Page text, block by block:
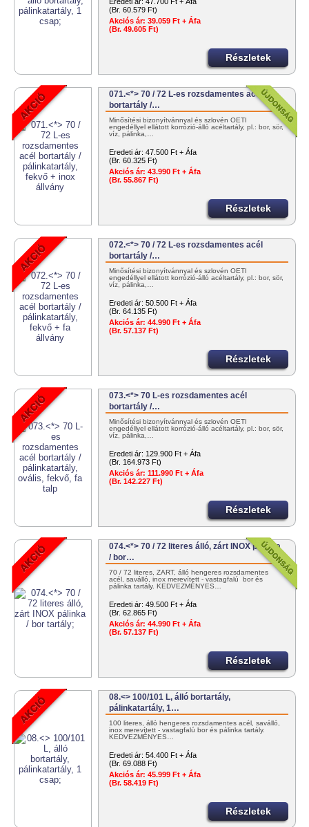
(Br. 60.579 Ft)
Akciós ár: 39.059 Ft + Áfa
(Br. 49.605 Ft)
Részletek
071.<*> 70 / 72 L-es rozsdamentes acél
bortartály /…
Minősítési bizonyítvánnyal és szlovén OÉTI
engedéllyel ellátott korrózió-álló acéltartály, pl.: bor, sör,
víz, pálinka,…
Eredeti ár: 47.500 Ft + Áfa
(Br. 60.325 Ft)
Akciós ár: 43.990 Ft + Áfa
(Br. 55.867 Ft)
Részletek
072.<*> 70 / 72 L-es rozsdamentes acél
bortartály /…
Minősítési bizonyítvánnyal és szlovén OÉTI
engedéllyel ellátott korrózió-álló acéltartály, pl.: bor, sör,
víz, pálinka,…
Eredeti ár: 50.500 Ft + Áfa
(Br. 64.135 Ft)
Akciós ár: 44.990 Ft + Áfa
(Br. 57.137 Ft)
Részletek
073.<*> 70 L-es rozsdamentes acél
bortartály /…
Minősítési bizonyítvánnyal és szlovén OÉTI
engedéllyel ellátott korrózió-álló acéltartály, pl.: bor, sör,
víz, pálinka,…
Eredeti ár: 129.900 Ft + Áfa
(Br. 164.973 Ft)
Akciós ár: 111.990 Ft + Áfa
(Br. 142.227 Ft)
Részletek
074.<*> 70 / 72 literes álló, zárt INOX pálinka
/ bor…
70 / 72 literes, ZÁRT, álló hengeres rozsdamentes
acél, saválló, inox merevített - vastagfalú bor és
pálinka tartály. KEDVEZMÉNYES…
Eredeti ár: 49.500 Ft + Áfa
(Br. 62.865 Ft)
Akciós ár: 44.990 Ft + Áfa
(Br. 57.137 Ft)
Részletek
08.<> 100/101 L, álló bortartály,
pálinkatartály, 1…
100 literes, álló hengeres rozsdamentes acél, saválló,
inox merevített - vastagfalú bor és pálinka tartály.
KEDVEZMÉNYES…
Eredeti ár: 54.400 Ft + Áfa
(Br. 69.088 Ft)
Akciós ár: 45.999 Ft + Áfa
(Br. 58.419 Ft)
Részletek